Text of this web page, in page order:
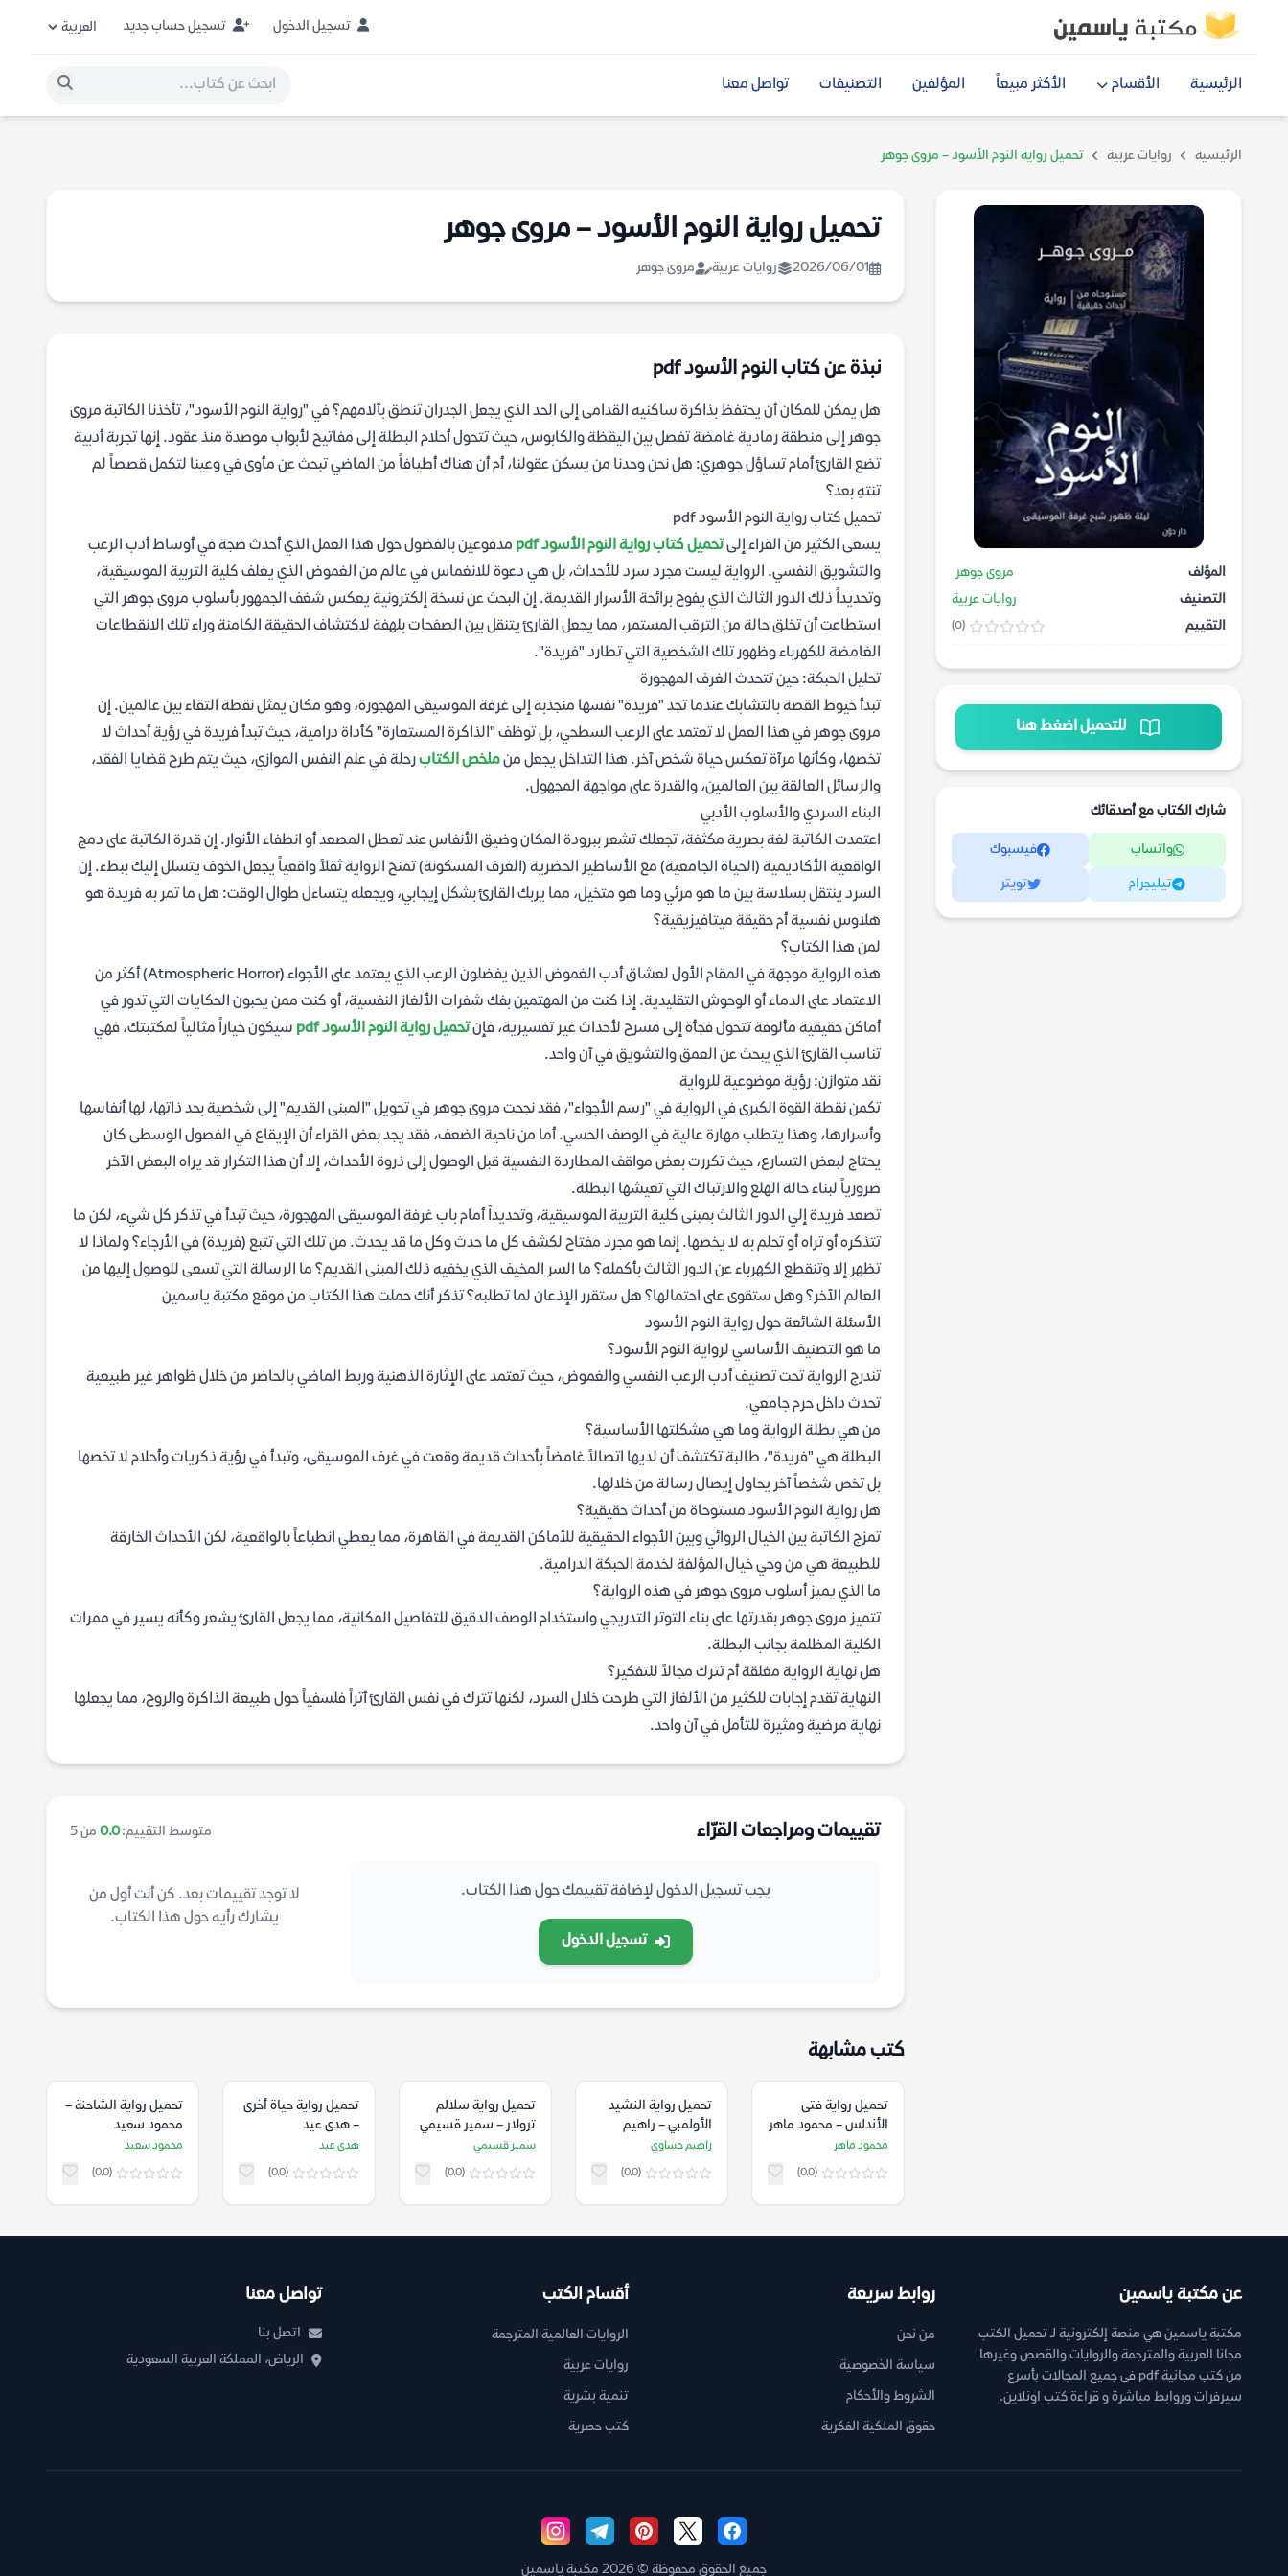
تسجيل الدخول تسجيل حساب جديد
الرئيسية الأقسام الأكثر مبيعاً المؤلفين التصنيفات تواصل معنا
الرئيسية روايات عربية تحميل رواية النوم الأسود – مروى جوهر
المؤلف
مروى جوهر
التصنيف
روايات عربية
التقييم
(0)
للتحميل اضغط هنا
شارك الكتاب مع أصدقائك
واتساب فيسبوك
تيليجرام تويتر
تحميل رواية النوم الأسود – مروى جوهر
2026/06/01 روايات عربية مروى جوهر
نبذة عن كتاب النوم الأسود pdf
هل يمكن للمكان أن يحتفظ بذاكرة ساكنيه القدامى إلى الحد الذي يجعل الجدران تنطق بآلامهم؟ في "رواية النوم الأسود"، تأخذنا الكاتبة مروى
جوهر إلى منطقة رمادية غامضة تفصل بين اليقظة والكابوس، حيث تتحول أحلام البطلة إلى مفاتيح لأبواب موصدة منذ عقود. إنها تجربة أدبية
تضع القارئ أمام تساؤل جوهري: هل نحن وحدنا من يسكن عقولنا، أم أن هناك أطيافاً من الماضي تبحث عن مأوى في وعينا لتكمل قصصاً لم
تنتهِ بعد؟
تحميل كتاب رواية النوم الأسود pdf
يسعى الكثير من القراء إلىتحميل كتاب رواية النوم الأسود pdf
مدفوعين بالفضول حول هذا العمل الذي أحدث ضجة في أوساط أدب الرعب
والتشويق النفسي. الرواية ليست مجرد سرد للأحداث، بل هي دعوة للانغماس في عالم من الغموض الذي يغلف كلية التربية الموسيقية،
وتحديداً ذلك الدور الثالث الذي يفوح برائحة الأسرار القديمة. إن البحث عن نسخة إلكترونية يعكس شغف الجمهور بأسلوب مروى جوهر التي
استطاعت أن تخلق حالة من الترقب المستمر، مما يجعل القارئ يتنقل بين الصفحات بلهفة لاكتشاف الحقيقة الكامنة وراء تلك الانقطاعات
الغامضة للكهرباء وظهور تلك الشخصية التي تطارد "فريدة".
تحليل الحبكة: حين تتحدث الغرف المهجورة
تبدأ خيوط القصة بالتشابك عندما تجد "فريدة" نفسها منجذبة إلى غرفة الموسيقى المهجورة، وهو مكان يمثل نقطة التقاء بين عالمين. إن
مروى جوهر في هذا العمل لا تعتمد على الرعب السطحي، بل توظف "الذاكرة المستعارة" كأداة درامية، حيث تبدأ فريدة في رؤية أحداث لا
تخصها، وكأنها مرآة تعكس حياة شخص آخر. هذا التداخل يجعل منملخص الكتابرحلة في علم النفس الموازي، حيث يتم طرح قضايا الفقد،
والرسائل العالقة بين العالمين، والقدرة على مواجهة المجهول.
البناء السردي والأسلوب الأدبي
اعتمدت الكاتبة لغة بصرية مكثفة، تجعلك تشعر ببرودة المكان وضيق الأنفاس عند تعطل المصعد أو انطفاء الأنوار. إن قدرة الكاتبة على دمج
الواقعية الأكاديمية (الحياة الجامعية) مع الأساطير الحضرية (الغرف المسكونة) تمنح الرواية ثقلاً واقعياً يجعل الخوف يتسلل إليك ببطء. إن
السرد ينتقل بسلاسة بين ما هو مرئي وما هو متخيل، مما يربك القارئ بشكل إيجابي، ويجعله يتساءل طوال الوقت: هل ما تمر به فريدة هو
هلاوس نفسية أم حقيقة ميتافيزيقية؟
لمن هذا الكتاب؟
هذه الرواية موجهة في المقام الأول لعشاق أدب الغموض الذين يفضلون الرعب الذي يعتمد على الأجواء (Atmospheric Horror) أكثر من
الاعتماد على الدماء أو الوحوش التقليدية. إذا كنت من المهتمين بفك شفرات الألغاز النفسية، أو كنت ممن يحبون الحكايات التي تدور في
أماكن حقيقية مألوفة تتحول فجأة إلى مسرح لأحداث غير تفسيرية، فإنتحميل رواية النوم الأسود pdf
سيكون خياراً مثالياً لمكتبتك، فهي
تناسب القارئ الذي يبحث عن العمق والتشويق في آن واحد.
نقد متوازن: رؤية موضوعية للرواية
تكمن نقطة القوة الكبرى في الرواية في "رسم الأجواء"، فقد نجحت مروى جوهر في تحويل "المبنى القديم" إلى شخصية بحد ذاتها، لها أنفاسها
وأسرارها، وهذا يتطلب مهارة عالية في الوصف الحسي. أما من ناحية الضعف، فقد يجد بعض القراء أن الإيقاع في الفصول الوسطى كان
يحتاج لبعض التسارع، حيث تكررت بعض مواقف المطاردة النفسية قبل الوصول إلى ذروة الأحداث، إلا أن هذا التكرار قد يراه البعض الآخر
ضرورياً لبناء حالة الهلع والارتباك التي تعيشها البطلة.
تصعد فريدة إلي الدور الثالث بمبنى كلية التربية الموسيقية، وتحديداً أمام باب غرفة الموسيقى المهجورة، حيث تبدأ في تذكر كل شيء، لكن ما
تتذكره أو تراه أو تحلم به لا يخصها. إنما هو مجرد مفتاح لكشف كل ما حدث وكل ما قد يحدث. من تلك التي تتبع (فريدة) في الأرجاء؟ ولماذا لا
تظهر إلا وتنقطع الكهرباء عن الدور الثالث بأكمله؟ ما السر المخيف الذي يخفيه ذلك المبنى القديم؟ ما الرسالة التي تسعى للوصول إليها من
العالم الآخر؟ وهل ستقوى على احتمالها؟ هل ستقرر الإذعان لما تطلبه؟ تذكر أنك حملت هذا الكتاب من موقع مكتبة ياسمين
الأسئلة الشائعة حول رواية النوم الأسود
ما هو التصنيف الأساسي لرواية النوم الأسود؟
تندرج الرواية تحت تصنيف أدب الرعب النفسي والغموض، حيث تعتمد على الإثارة الذهنية وربط الماضي بالحاضر من خلال ظواهر غير طبيعية
تحدث داخل حرم جامعي.
من هي بطلة الرواية وما هي مشكلتها الأساسية؟
البطلة هي "فريدة"، طالبة تكتشف أن لديها اتصالاً غامضاً بأحداث قديمة وقعت في غرف الموسيقى، وتبدأ في رؤية ذكريات وأحلام لا تخصها
بل تخص شخصاً آخر يحاول إيصال رسالة من خلالها.
هل رواية النوم الأسود مستوحاة من أحداث حقيقية؟
تمزج الكاتبة بين الخيال الروائي وبين الأجواء الحقيقية للأماكن القديمة في القاهرة، مما يعطي انطباعاً بالواقعية، لكن الأحداث الخارقة
للطبيعة هي من وحي خيال المؤلفة لخدمة الحبكة الدرامية.
ما الذي يميز أسلوب مروى جوهر في هذه الرواية؟
تتميز مروى جوهر بقدرتها على بناء التوتر التدريجي واستخدام الوصف الدقيق للتفاصيل المكانية، مما يجعل القارئ يشعر وكأنه يسير في ممرات
الكلية المظلمة بجانب البطلة.
هل نهاية الرواية مغلقة أم تترك مجالاً للتفكير؟
النهاية تقدم إجابات للكثير من الألغاز التي طرحت خلال السرد، لكنها تترك في نفس القارئ أثراً فلسفياً حول طبيعة الذاكرة والروح، مما يجعلها
نهاية مرضية ومثيرة للتأمل في آن واحد.
تقييمات ومراجعات القرّاء متوسط التقييم:0.0 من 5
يجب تسجيل الدخول لإضافة تقييمك حول هذا الكتاب.
تسجيل الدخول
لا توجد تقييمات بعد. كن أنت أول من
يشارك رأيه حول هذا الكتاب.
كتب مشابهة
تحميل رواية فتى
الأندلس – محمود ماهر
محمود ماهر
(0.0)
تحميل رواية النشيد
الأولمبي – راهيم
حساوي
راهيم حساوي
(0.0)
تحميل رواية سلالم
ترولار – سمير قسيمي
سمير قسيمي
(0.0)
تحميل رواية حياة أخرى
– هدى عيد
هدى عيد
(0.0)
تحميل رواية الشاحنة –
محمود سعيد
محمود سعيد
(0.0)
عن مكتبة ياسمين
مكتبة ياسمين هي منصة إلكترونية لـ تحميل الكتب
مجانا العربية والمترجمة والروايات والقصص وغيرها
من كتب مجانية pdf فى جميع المجالات بأسرع
سيرفرات وروابط مباشرة و قراءة كتب اونلاين.
روابط سريعة
من نحن
سياسة الخصوصية
الشروط والأحكام
حقوق الملكية الفكرية
أقسام الكتب
الروايات العالمية المترجمة
روايات عربية
تنمية بشرية
كتب حصرية
تواصل معنا
اتصل بنا
الرياض، المملكة العربية السعودية
جميع الحقوق محفوظة © 2026 مكتبة ياسمين